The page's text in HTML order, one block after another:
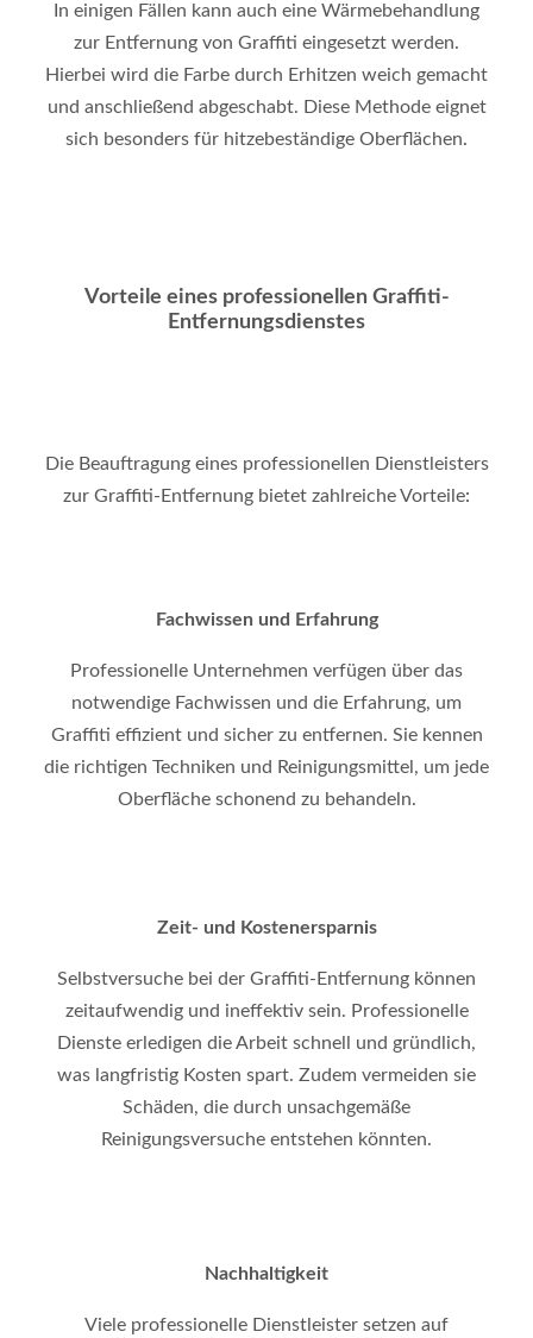
In einigen Fällen kann auch eine Wärmebehandlung
zur Entfernung von Graffiti eingesetzt werden.
Hierbei wird die Farbe durch Erhitzen weich gemacht
und anschließend abgeschabt. Diese Methode eignet
sich besonders für hitzebeständige Oberflächen.
Vorteile eines professionellen Graffiti-
Entfernungsdienstes
Die Beauftragung eines professionellen Dienstleisters
zur Graffiti-Entfernung bietet zahlreiche Vorteile:
Fachwissen und Erfahrung
Professionelle Unternehmen verfügen über das
notwendige Fachwissen und die Erfahrung, um
Graffiti effizient und sicher zu entfernen. Sie kennen
die richtigen Techniken und Reinigungsmittel, um jede
Oberfläche schonend zu behandeln.
Zeit- und Kostenersparnis
Selbstversuche bei der Graffiti-Entfernung können
zeitaufwendig und ineffektiv sein. Professionelle
Dienste erledigen die Arbeit schnell und gründlich,
was langfristig Kosten spart. Zudem vermeiden sie
Schäden, die durch unsachgemäße
Reinigungsversuche entstehen könnten.
Nachhaltigkeit
Viele professionelle Dienstleister setzen auf